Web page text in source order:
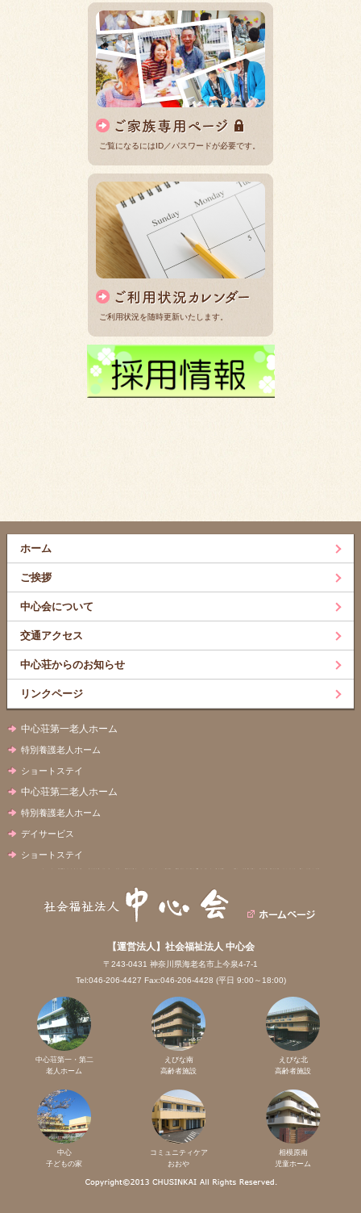
ご覧になるにはID／パスワードが必要です。
ご利用状況を随時更新いたします。
ホーム
ご挨拶
中心会について
交通アクセス
中心荘からのお知らせ
リンクページ
中心荘第一老人ホーム
特別養護老人ホーム
ショートステイ
中心荘第二老人ホーム
特別養護老人ホーム
デイサービス
ショートステイ
【運営法人】社会福祉法人 中心会
〒243-0431 神奈川県海老名市上今泉4-7-1
Tel:046-206-4427 Fax:046-206-4428 (平日 9:00～18:00)
中心荘第一・第二
老人ホーム
えびな南
高齢者施設
えびな北
高齢者施設
中心
子どもの家
コミュニティケア
おおや
相模原南
児童ホーム